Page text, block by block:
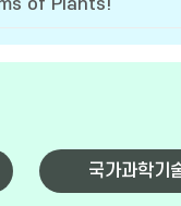
of Plants!
국가과학기